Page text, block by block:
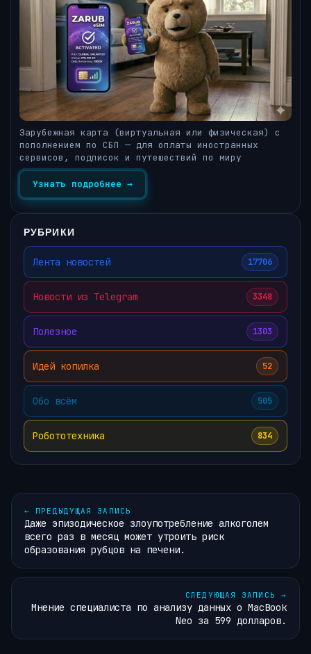
Зарубежная карта (виртуальная или физическая) с
пополнением по СБП — для оплаты иностранных
сервисов, подписок и путешествий по миру
Узнать подробнее →
РУБРИКИ
Лента новостей 17706
Новости из Telegram 3348
Полезное 1303
Идей копилка 52
Обо всём 505
Робототехника 834
← ПРЕДЫДУЩАЯ ЗАПИСЬ
Даже эпизодическое злоупотребление алкоголем
всего раз в месяц может утроить риск
образования рубцов на печени.
СЛЕДУЮЩАЯ ЗАПИСЬ →
Мнение специалиста по анализу данных о MacBook
Neo за 599 долларов.